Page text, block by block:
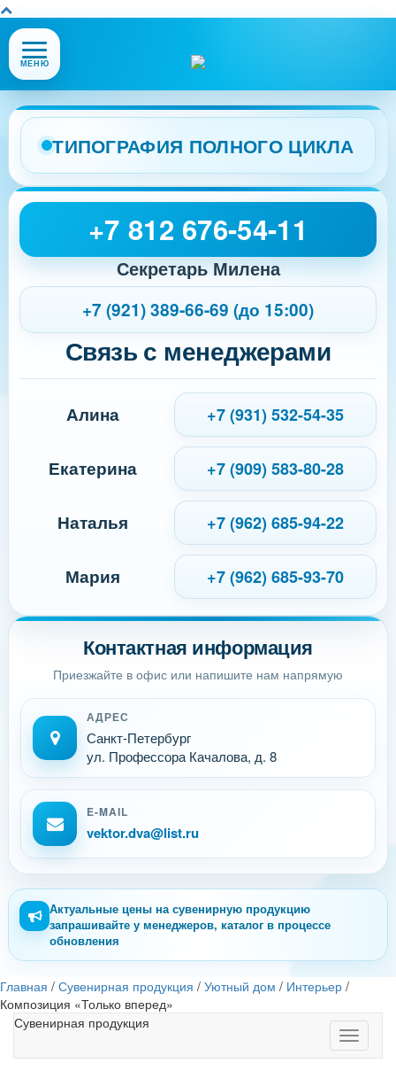
Открыть
или
меню
сайта
МЕНЮ
ТИПОГРАФИЯ ПОЛНОГО ЦИКЛА
Контактная информация
Приезжайте в офис или напишите нам напрямую
АДРЕС
Санкт-Петербург
ул. Профессора Качалова, д. 8
E-MAIL
vektor.dva@list.ru
+7 812 676-54-11
Секретарь Милена
+7 (921) 389-66-69 (до 15:00)
Связь с менеджерами
Алина +7 (931) 532-54-35
Екатерина +7 (909) 583-80-28
Наталья +7 (962) 685-94-22
Мария +7 (962) 685-93-70
Актуальные цены на сувенирную продукцию
запрашивайте у менеджеров, каталог в процессе
обновления
Главная / Сувенирная продукция / Уютный дом / Интерьер /
Композиция «Только вперед»
Toggle
Сувенирная продукция